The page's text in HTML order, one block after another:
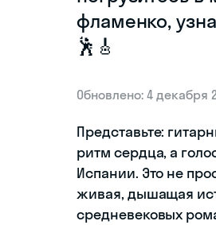
фламенко,
🕺🎸
Обновлено: 4 декабря
Представьте:
ритм сердца, а
Испании. Это не
живая, дышащая
средневековых